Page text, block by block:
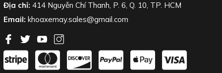
Địa chỉ: 414 Nguyễn Chí Thanh, P. 6, Q. 10, TP. HCM
Email: khoaxemay.sales@gmail.com